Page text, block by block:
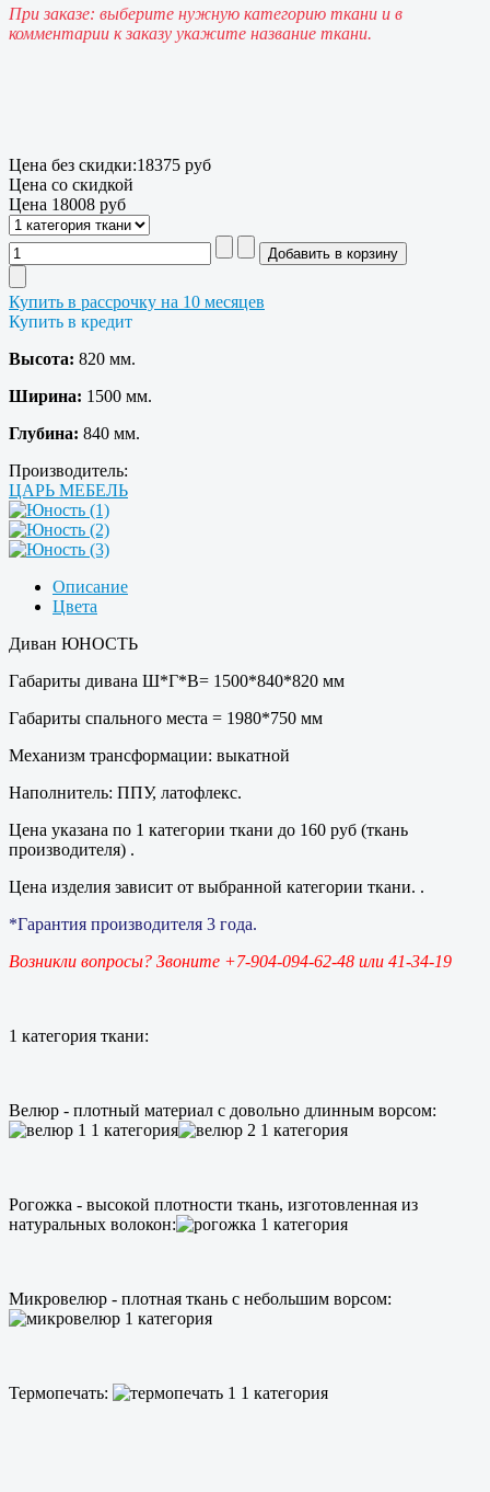
При заказе: выберите нужную категорию ткани и в
комментарии к заказу укажите название ткани.
Цена без скидки:18375 руб
Цена со скидкой
Цена 18008 руб
Купить в рассрочку на 10 месяцев
Купить в кредит
Высота: 820 мм.
Ширина: 1500 мм.
Глубина: 840 мм.
Производитель:
ЦАРЬ МЕБЕЛЬ
Описание
Цвета
Диван ЮНОСТЬ
Габариты дивана Ш*Г*В= 1500*840*820 мм
Габариты спального места = 1980*750 мм
Механизм трансформации: выкатной
Наполнитель: ППУ, латофлекс.
Цена указана по 1 категории ткани до 160 руб (ткань
производителя) .
Цена изделия зависит от выбранной категории ткани. .
*Гарантия производителя 3 года.
Возникли вопросы? Звоните +7-904-094-62-48 или 41-34-19
1 категория ткани:
Велюр - плотный материал с довольно длинным ворсом:
Рогожка - высокой плотности ткань, изготовленная из
натуральных волокон:
Микровелюр - плотная ткань с небольшим ворсом:
Термопечать: